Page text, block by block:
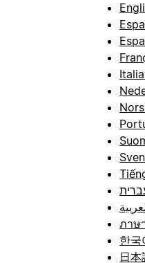
ภาษ
한국
日本